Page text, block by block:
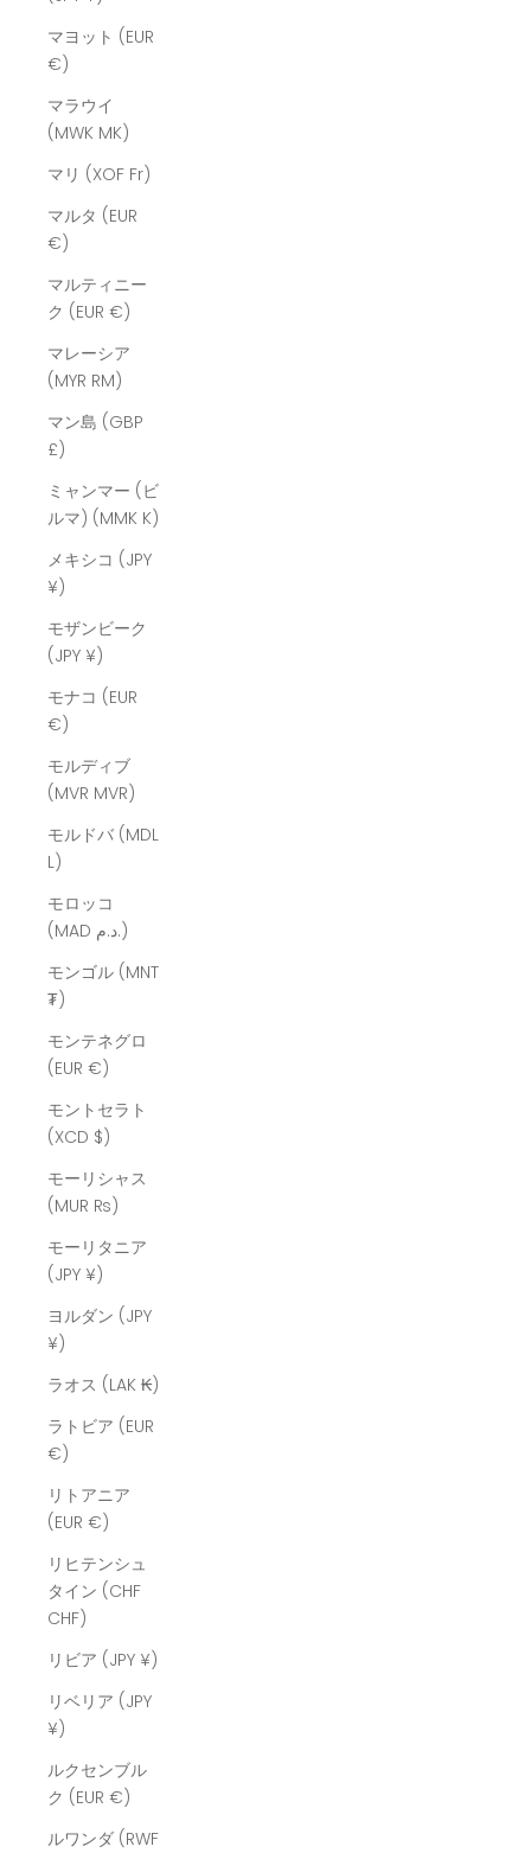
マヨット (EUR
€)
マラウイ
(MWK MK)
マリ (XOF Fr)
マルタ (EUR
€)
マルティニー
ク (EUR €)
マレーシア
(MYR RM)
マン島 (GBP
£)
ミャンマー (ビ
ルマ) (MMK K)
メキシコ (JPY
¥)
モザンビーク
(JPY ¥)
モナコ (EUR
€)
モルディブ
(MVR MVR)
モルドバ (MDL
L)
モロッコ
(MAD د.م.)
モンゴル (MNT
₮)
モンテネグロ
(EUR €)
モントセラト
(XCD $)
モーリシャス
(MUR ₨)
モーリタニア
(JPY ¥)
ヨルダン (JPY
¥)
ラオス (LAK ₭)
ラトビア (EUR
€)
リトアニア
(EUR €)
リヒテンシュ
タイン (CHF
CHF)
リビア (JPY ¥)
リベリア (JPY
¥)
ルクセンブル
ク (EUR €)
ルワンダ (RWF